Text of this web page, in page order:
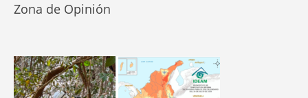
Zona de Opinión